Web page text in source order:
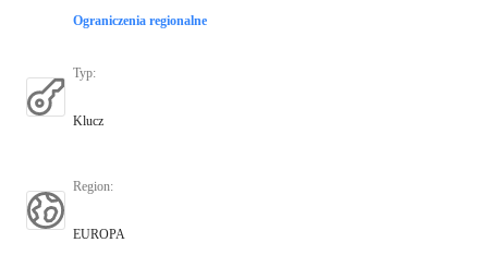
Ograniczenia regionalne
Typ:
Klucz
Region:
EUROPA